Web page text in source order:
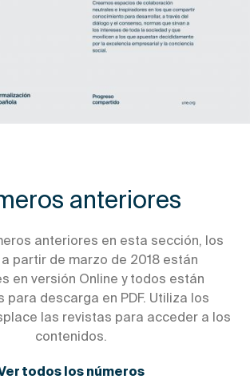
anteriores
anteriores en esta sección, los
partir de marzo de 2018 están
en versión Online y todos están
para descarga en PDF. Utiliza los
las revistas para acceder a los
contenidos.
todos los números